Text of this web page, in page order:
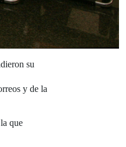
su
y de la
que